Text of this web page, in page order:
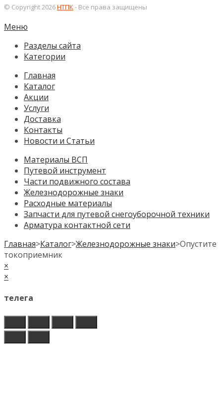
© Copyright 2026НТПК- Все права защищены
Меню
Разделы сайта
Категории
Главная
Каталог
Акции
Услуги
Доставка
Контакты
Новости и Статьи
Материалы ВСП
Путевой инструмент
Части подвижного состава
Железнодорожные знаки
Расходные материалы
Запчасти для путевой снегоуборочной техники
Арматура контактной сети
Главная>Каталог>Железнодорожные знаки>Опустите
токоприемник
×
×
телега